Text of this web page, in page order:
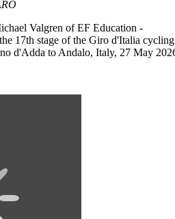
Valgren of EF Education -
17th stage of the Giro d'Italia cycling
d'Adda to Andalo, Italy, 27 May